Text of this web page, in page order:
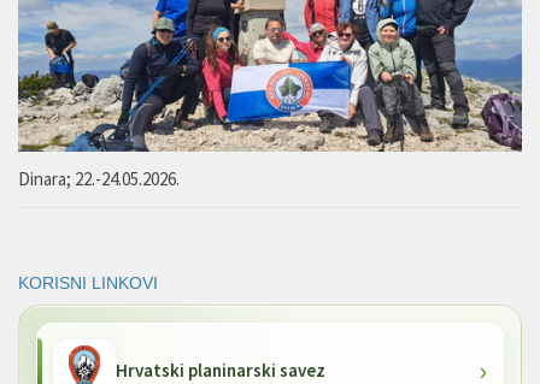
Dinara; 22.-24.05.2026.
KORISNI LINKOVI
Hrvatski planinarski savez